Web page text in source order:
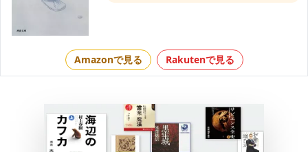
Amazonで見る Rakutenで見る